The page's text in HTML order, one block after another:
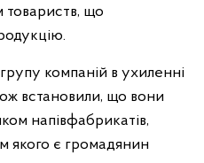
товариств, що
компаній в ухиленні
встановили, що вони
напівфабрикатів,
якого є громадянин